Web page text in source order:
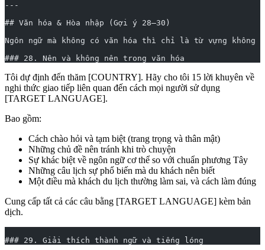
---
## Văn hóa & Hòa nhập (Gợi ý 28–30)
Ngôn ngữ mà không có văn hóa thì chỉ là từ vựng
### 28. Nên và không nên trong văn hóa
Tôi dự định đến thăm [COUNTRY]. Hãy cho tôi 15 lời khuyên về
nghi thức giao tiếp liên quan đến cách mọi người sử dụng
[TARGET LANGUAGE].
Bao gồm:
Cách chào hỏi và tạm biệt (trang trọng và thân mật)
Những chủ đề nên tránh khi trò chuyện
Sự khác biệt về ngôn ngữ cơ thể so với chuẩn phương Tây
Những câu lịch sự phổ biến mà du khách nên biết
Một điều mà khách du lịch thường làm sai, và cách làm đúng
Cung cấp tất cả các câu bằng [TARGET LANGUAGE] kèm bản
dịch.
### 29. Giải thích thành ngữ và tiếng lóng